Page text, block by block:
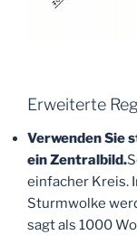
Erweiterte
Verwenden Sie
ein Zentralbild.
einfacher Kreis.
Sturmwolke
sagt als 1000